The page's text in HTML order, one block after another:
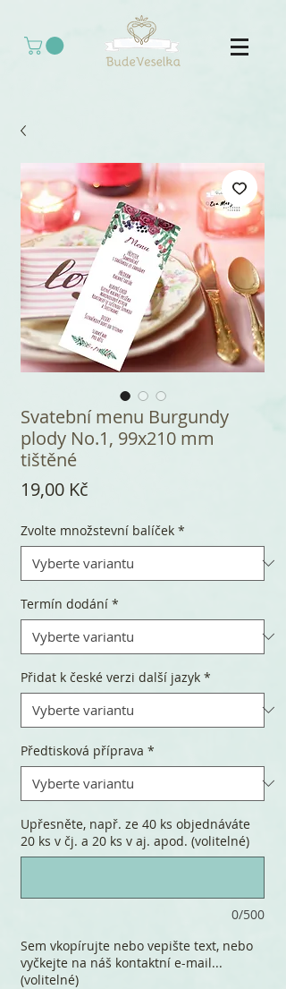
Svatební menu Burgundy
plody No.1, 99x210 mm
tištěné
19,00 Kč
Zvolte množstevní balíček *
Termín dodání *
Přidat k české verzi další jazyk *
Předtisková příprava *
Upřesněte, např. ze 40 ks objednáváte
20 ks v čj. a 20 ks v aj. apod. (volitelné)
0/500
Sem vkopírujte nebo vepište text, nebo
vyčkejte na náš kontaktní e-mail...
(volitelné)